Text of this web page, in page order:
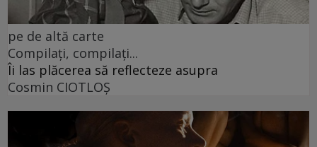
pe de altă carte
Compilați, compilați...
Îi las plăcerea să reflecteze asupra
Cosmin CIOTLOŞ